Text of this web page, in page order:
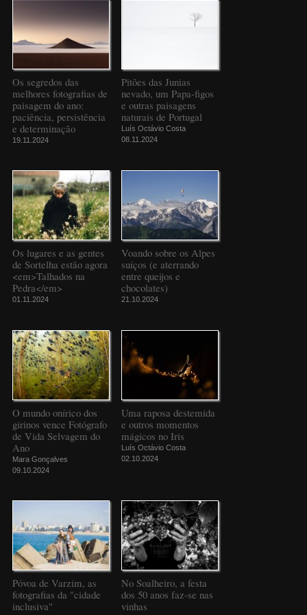
Os segredos das
melhores fotografias de
paisagem do ano:
paciência, persistência
e determinação
19.11.2024
Pitões das Junias
nevado, um Papa-figos
e outras paisagens
naturais de Portugal
Luís Octávio Costa
08.11.2024
Os lugares e as gentes
de Sortelha estão agora
<em>Talhados na
Pedra</em>
01.11.2024
Voando sobre os Alpes
suíços (e aterrando
entre queijos e
chocolates)
21.10.2024
O mundo onírico dos
girinos vence Fotógrafo
de Vida Selvagem do
Ano
Mara Gonçalves
09.10.2024
Uma raposa destemida
e outros momentos
mágicos no Iris
Luís Octávio Costa
02.10.2024
Póvoa de Varzim, as
fotografias da "cidade
inclusiva"
No Soalheiro, a festa
dos 50 anos faz-se nas
vinhas